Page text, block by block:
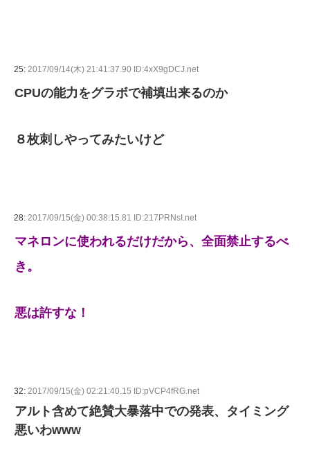
25: 2017/09/14(木) 21:41:37.90 ID:4xX9gDCJ.net
CPUの能力をグラボで補填出来るのか
８枚刺しやってみたいけど
28: 2017/09/15(金) 00:38:15.81 ID:217PRNsI.net
マネロンに使われるだけだから、全面禁止するべ
き。
悪は許すな！
32: 2017/09/15(金) 02:21:40.15 ID:pVCP4fRG.net
アルト含めて絶賛大暴落中での発表、タイミング
悪いわwww